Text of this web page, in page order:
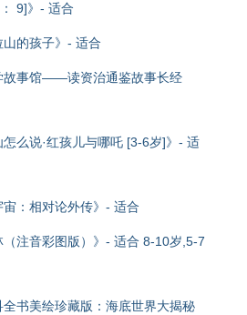
9]》- 适合
的孩子》- 适合
故事馆——读资治通鉴故事长经
么说·红孩儿与哪吒 [3-6岁]》- 适
：相对论外传》- 适合
注音彩图版）》- 适合 8-10岁,5-7
书美绘珍藏版：海底世界大揭秘